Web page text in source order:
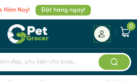
Hôm Nay! Đặt hàng ngay!
0
đẹp, phụ kiện cho boss...